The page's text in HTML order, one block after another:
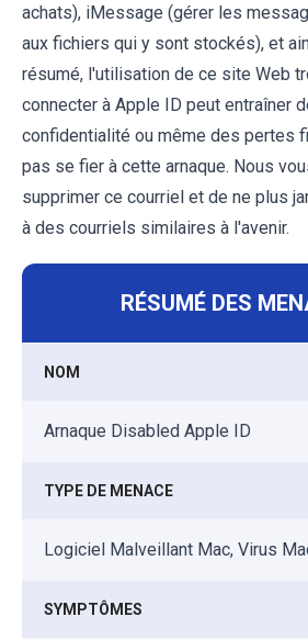
achats), iMessage (gérer les
aux fichiers qui y sont stockés), et
résumé, l'utilisation de ce site Web
connecter à Apple ID peut entraîner
confidentialité ou même des pertes
pas se fier à cette arnaque. Nous
supprimer ce courriel et de ne plus
à des courriels similaires à l'avenir.
RÉSUMÉ DES
NOM
Arnaque Disabled Apple ID
TYPE DE MENACE
Logiciel Malveillant Mac, Virus
SYMPTÔMES